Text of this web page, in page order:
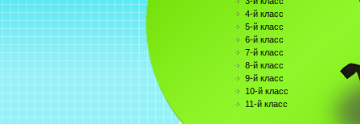
4-й класс
5-й класс
6-й класс
7-й класс
8-й класс
9-й класс
10-й класс
11-й класс